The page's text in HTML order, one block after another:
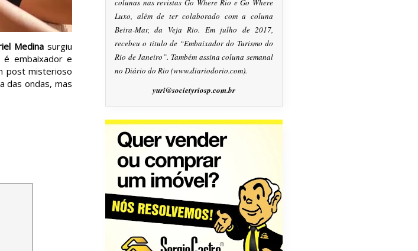
Medina surgiu
embaixador e
post misterioso
das ondas, mas
colunas nas revistas Go Where Rio e Go Where
Luxo, além de ter colaborado com a coluna
Beira-Mar, da Veja Rio. Em julho de 2017,
recebeu o título de “Embaixador do Turismo do
Rio de Janeiro”. Também assina coluna semanal
no Diário do Rio (www.diariodorio.com).
yuri@societyriosp.com.br